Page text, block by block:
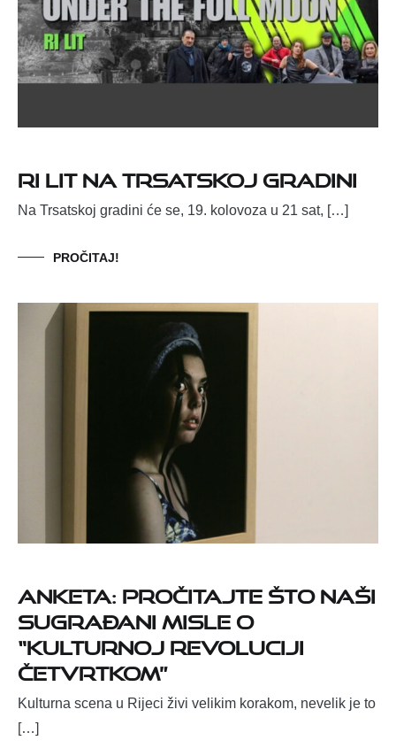
Ri Lit na Trsatskoj gradini
Na Trsatskoj gradini će se, 19. kolovoza u 21 sat, […]
PROČITAJ!
Anketa: Pročitajte što naši
sugrađani misle o
“Kulturnoj revoluciji
četvrtkom”
Kulturna scena u Rijeci živi velikim korakom, nevelik je to
[…]